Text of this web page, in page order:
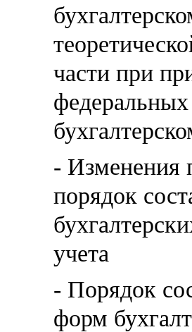
части при
федеральных
- Изменения
порядок
учета
- Порядок
форм